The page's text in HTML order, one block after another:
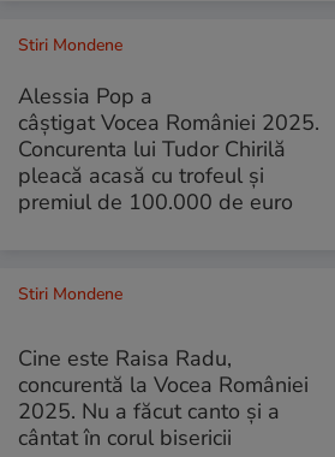
Stiri Mondene
Alessia Pop a
câștigat Vocea României 2025.
Concurenta lui Tudor Chirilă
pleacă acasă cu trofeul și
premiul de 100.000 de euro
Stiri Mondene
Cine este Raisa Radu,
concurentă la Vocea României
2025. Nu a făcut canto și a
cântat în corul bisericii